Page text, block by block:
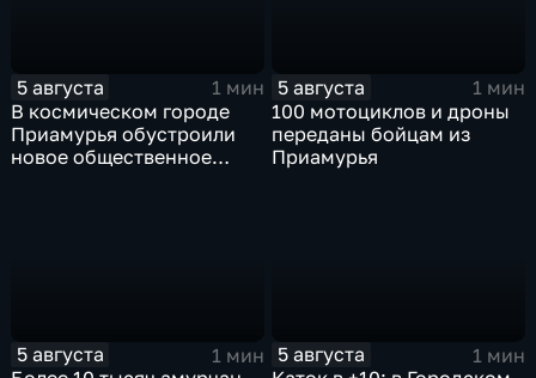
5 августа
1 мин
В космическом городе
Приамурья обустроили
новое общественное
5 августа
1 мин
100 мотоциклов и дроны
переданы бойцам из
Приамурья
5 августа
1 мин
5 августа
1 мин